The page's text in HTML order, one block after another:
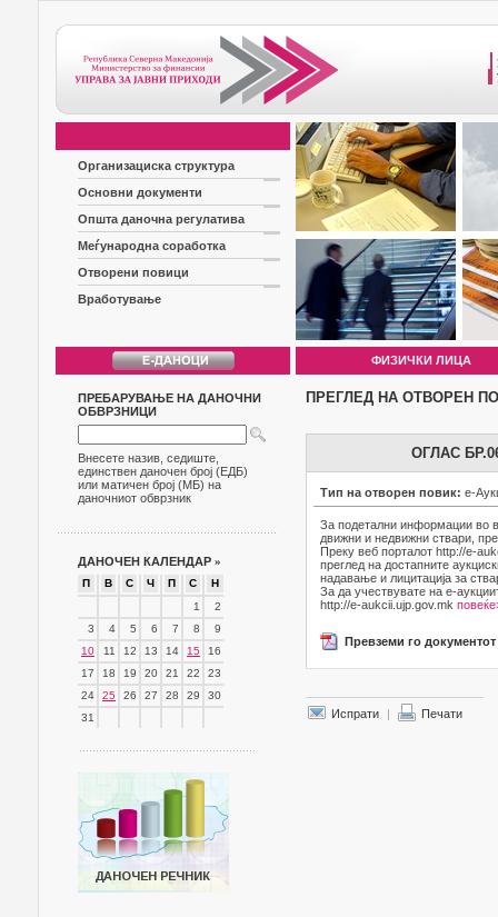
Организациска структура
Основни документи
Општа даночна регулатива
Меѓународна соработка
Отворени повици
Вработување
ФИЗИЧКИ ЛИЦА
ПРЕБАРУВАЊЕ НА ДАНОЧНИ
ОБВРЗНИЦИ
Внесете назив, седиште,
единствен даночен број (ЕДБ)
или матичен број (МБ) на
даночниот обврзник
ДАНОЧЕН КАЛЕНДАР »
П В С Ч П С
Н
1
2
3
4 5 6 7 8
9
10
11 12 13 14 15
16
17
18 19 20 21 22
23
24
25 26 27 28 29
30
31
ПРЕГЛЕД НА ОТВОРЕН
ОГЛАС
Тип на отворен повик: е-
За подетални информации во
движни и недвижни ствари,
Преку веб порталот http://e-
преглед на достапните
надавање и лицитација за
За да учествувате на е-
http://e-aukcii.ujp.gov.mk
Превземи го документот
Испрати | Печати